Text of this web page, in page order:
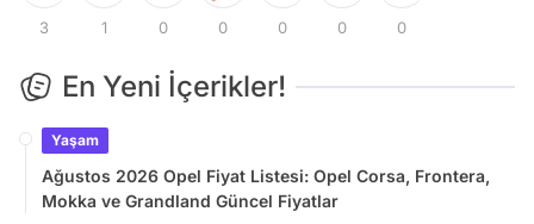
3 1 0 0 0 0 0
En Yeni İçerikler!
Yaşam
Ağustos 2026 Opel Fiyat Listesi: Opel Corsa, Frontera,
Mokka ve Grandland Güncel Fiyatlar